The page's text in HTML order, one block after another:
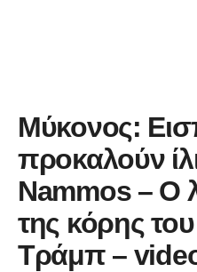
Μύκονος:
προκαλούν
Nammos – Ο
της κόρης
Τράμπ –